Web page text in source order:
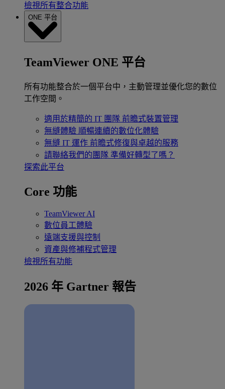
檢視所有整合功能
ONE 平台
TeamViewer ONE 平台
所有功能整合於一個平台中，主動管理並優化您的數位
工作空間。
適用於精簡的 IT 團隊 前瞻式裝置管理
無縫體驗 順暢連續的數位化體驗
無縫 IT 運作 前瞻式修復與卓越的服務
請聯絡我們的團隊 準備好轉型了嗎？
探索此平台
Core 功能
TeamViewer AI
數位員工體驗
遠端支援與控制
資產與修補程式管理
檢視所有功能
2026 年 Gartner 報告